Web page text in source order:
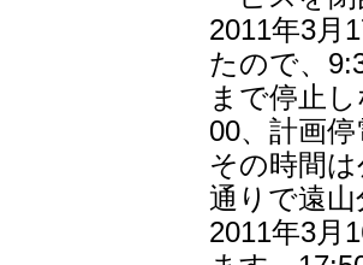
2011年3月
たので、
まで停止
00、計画
その時間
通りで遠
2011年3月